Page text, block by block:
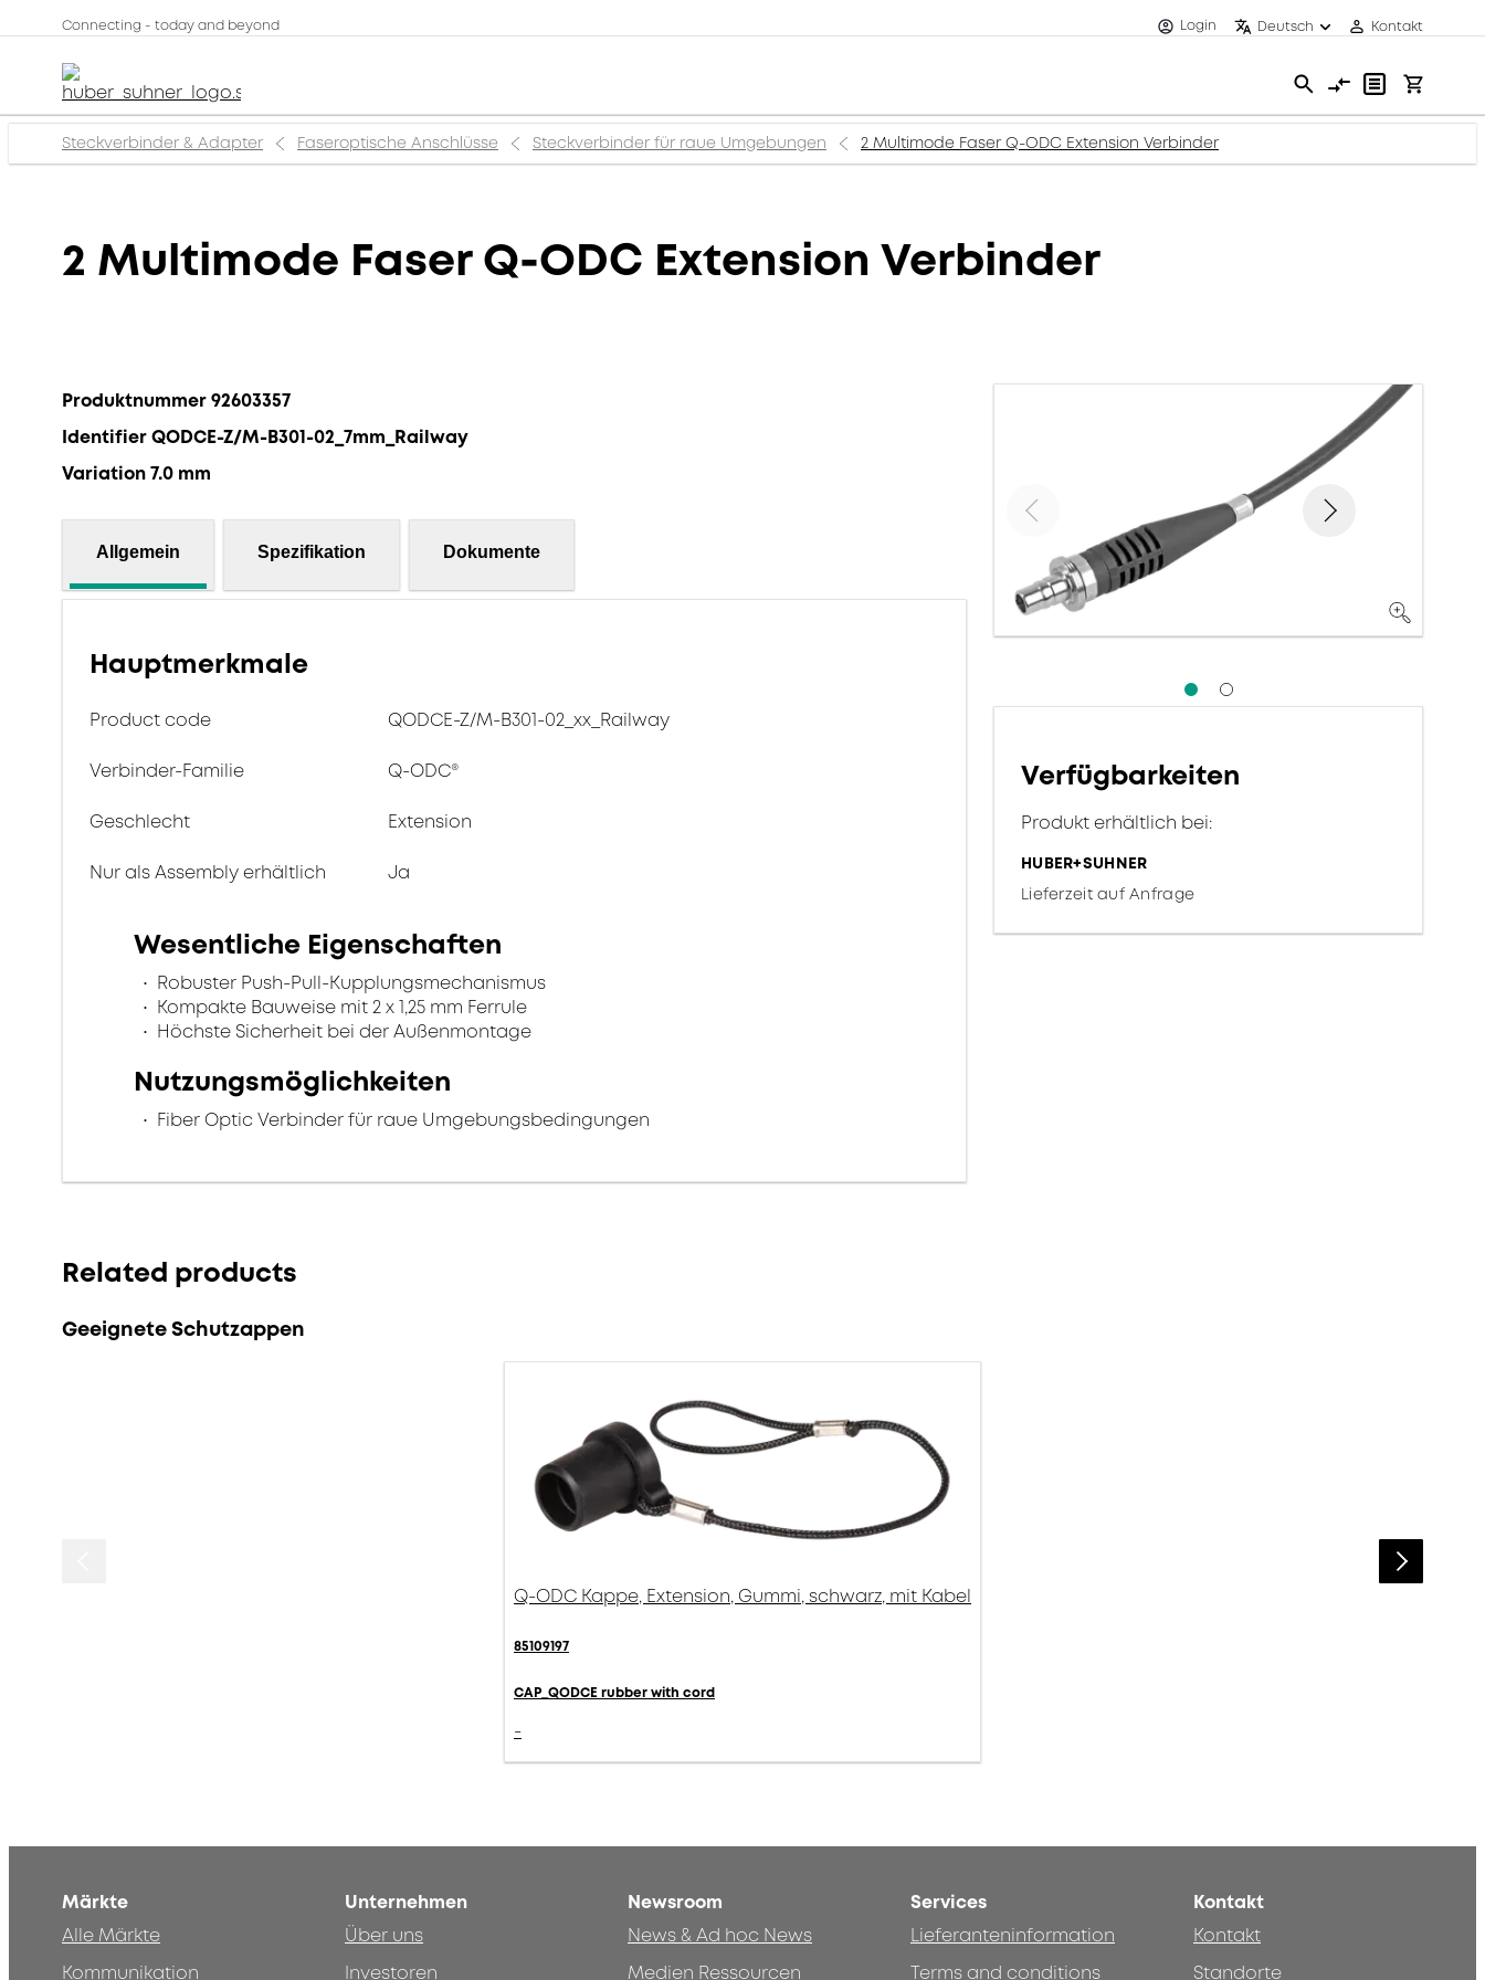
Connecting - today and beyond Login Deutsch Kontakt
Steckverbinder & Adapter Faseroptische Anschlüsse Steckverbinder für raue Umgebungen 2 Multimode Faser Q-ODC Extension Verbinder
2 Multimode Faser Q-ODC Extension Verbinder
Produktnummer 92603357
Identifier QODCE-Z/M-B301-02_7mm_Railway
Variation 7.0 mm
Allgemein Spezifikation Dokumente
Hauptmerkmale
Product code QODCE-Z/M-B301-02_xx_Railway
Verbinder-Familie Q-ODC®
Geschlecht Extension
Nur als Assembly erhältlich Ja
Wesentliche Eigenschaften
Robuster Push-Pull-Kupplungsmechanismus
Kompakte Bauweise mit 2 x 1,25 mm Ferrule
Höchste Sicherheit bei der Außenmontage
Nutzungsmöglichkeiten
Fiber Optic Verbinder für raue Umgebungsbedingungen
Verfügbarkeiten
Produkt erhältlich bei:
HUBER+SUHNER
Lieferzeit auf Anfrage
Related products
Geeignete Schutzappen
Q-ODC Kappe, Extension, Gummi, schwarz, mit Kabel
85109197
CAP_QODCE rubber with cord
-
Märkte
Alle Märkte
Kommunikation
Unternehmen
Über uns
Investoren
Newsroom
News & Ad hoc News
Medien Ressourcen
Services
Lieferanteninformation
Terms and conditions
Kontakt
Kontakt
Standorte